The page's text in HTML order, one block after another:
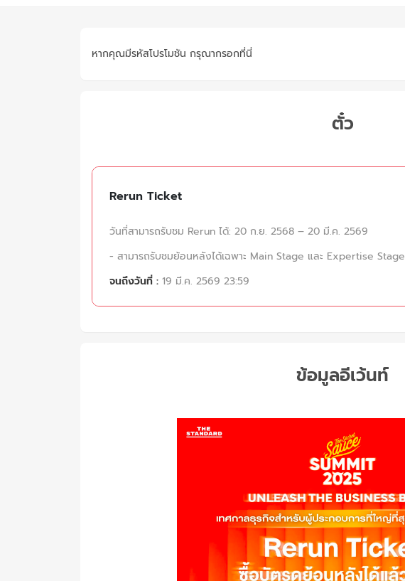
หากคุณมีรหัสโปรโมชัน กรุณากรอกที่นี่
ตั๋ว
Rerun Ticket
วันที่สามารถรับชม Rerun ได้: 20 ก.ย. 2568 – 20 มี.ค. 2569
- สามารถรับชมย้อนหลังได้เฉพาะ Main Stage และ Expertise Stage
จนถึงวันที่ : 19 มี.ค. 2569 23:59
ข้อมูลอีเว้นท์